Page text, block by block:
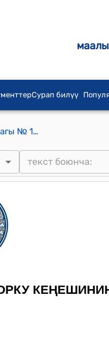
Сурап билүү
Кыргыз Республикасынын Жогорку Кеңешинин 2023-жылдын 8-июнундагы № 1247-VII «Билим берүү жөнүндө» Кыргыз Республикасынын Мыйзамынын долбоорун биринчи окууда кабыл алуу тууралуу токтому